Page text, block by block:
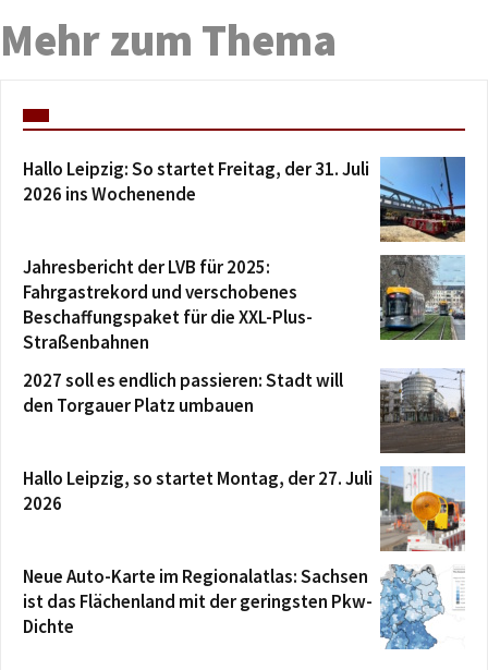
Mehr zum Thema
Hallo Leipzig: So startet Freitag, der 31. Juli
2026 ins Wochenende
Jahresbericht der LVB für 2025:
Fahrgastrekord und verschobenes
Beschaffungspaket für die XXL-Plus-
Straßenbahnen
2027 soll es endlich passieren: Stadt will
den Torgauer Platz umbauen
Hallo Leipzig, so startet Montag, der 27. Juli
2026
Neue Auto-Karte im Regionalatlas: Sachsen
ist das Flächenland mit der geringsten Pkw-
Dichte